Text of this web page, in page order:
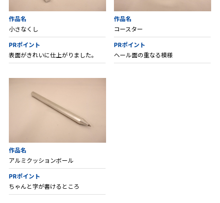
作品名
小さなくし
PRポイント
表面がきれいに仕上がりました。
作品名
コースター
PRポイント
ヘール面の重なる模様
作品名
アルミクッションボール
PRポイント
ちゃんと字が書けるところ